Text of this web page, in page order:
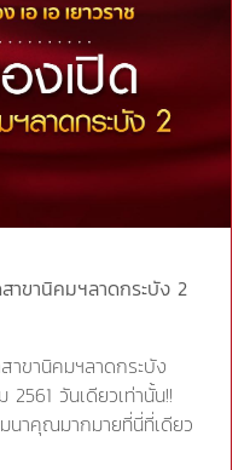
าขานิคมฯลาดกระบัง 2
าขานิคมฯลาดกระบัง
วันเดียวเท่านั้น!!
นาคุณมากมายที่นี่ที่เดียว